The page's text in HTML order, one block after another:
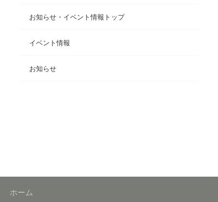
お知らせ・イベント情報トップ
イベント情報
お知らせ
ホーム